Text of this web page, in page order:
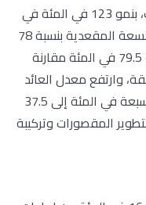
ونقلت طيران الإمارات 43.6 مليون راكب، بنمو 123 في المئة في
السنة المالية 2022-2023، مع ارتفاع السعة المقعدية بنسبة 78
في المئة، وسجّل إشغال المقاعد نسبة 79.5 في المئة مقارنة
وارتفع معدل العائد
على الراكب لكل كيلومتر RPKM بنسبة سبعة في المئة إلى 37.5
لتطوير المقصورات وتركيبة